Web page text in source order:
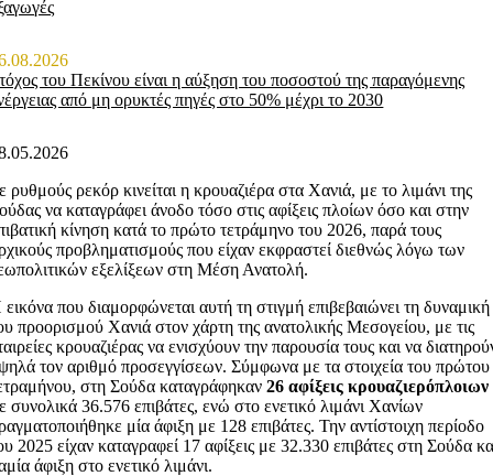
του Πεκίνου είναι η αύξηση του ποσοστού της παραγόμενης
από μη ορυκτές πηγές στο 50% μέχρι το 2030
ρυθμούς ρεκόρ κινείται η κρουαζιέρα στα Χανιά, με το λιμάνι της
να καταγράφει άνοδο τόσο στις αφίξεις πλοίων όσο και στην
κίνηση κατά το πρώτο τετράμηνο του 2026, παρά τους
προβληματισμούς που είχαν εκφραστεί διεθνώς λόγω των
εξελίξεων στη Μέση Ανατολή.
που διαμορφώνεται αυτή τη στιγμή επιβεβαιώνει τη δυναμική
προορισμού Χανιά στον χάρτη της ανατολικής Μεσογείου, με τις
κρουαζιέρας να ενισχύουν την παρουσία τους και να
τον αριθμό προσεγγίσεων. Σύμφωνα με τα στοιχεία του πρώτου
στη Σούδα καταγράφηκαν26 αφίξεις κρουαζιερόπλοιων
συνολικά 36.576 επιβάτες, ενώ στο ενετικό λιμάνι Χανίων
μία άφιξη με 128 επιβάτες. Την αντίστοιχη περίοδο
2025 είχαν καταγραφεί 17 αφίξεις με 32.330 επιβάτες στη Σούδα
άφιξη στο ενετικό λιμάνι.